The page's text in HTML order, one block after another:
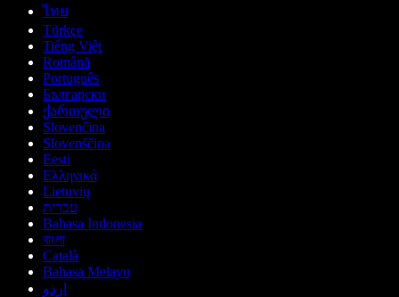
ไทย
Türkçe
Tiếng Việt
Română
Português
Български
ქართული
Slovenčina
Slovenščina
Eesti
Ελληνικά
Lietuvių
עברית
Bahasa Indonesia
বাংলা
Català
Bahasa Melayu
اردو